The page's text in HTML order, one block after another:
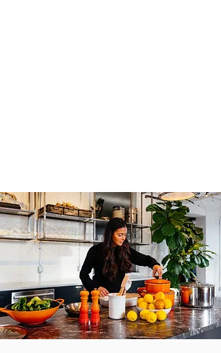
מדידת RMR פשוט מטופשת,
אז תפסיקו לנסות!